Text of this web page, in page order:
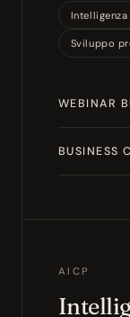
Sviluppo
WEBINAR
BUSINESS
AICP